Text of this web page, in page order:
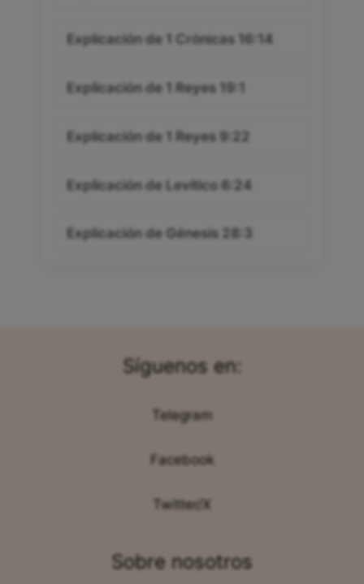
Explicación de 1 Crónicas 16:14
Explicación de 1 Reyes 19:1
Explicación de 1 Reyes 9:22
Explicación de Levítico 6:24
Explicación de Génesis 28:3
Síguenos en:
Telegram
Facebook
Twitter/X
Sobre nosotros